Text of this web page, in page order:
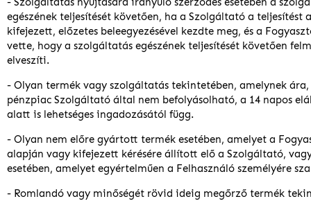
egészének teljesítését követően, ha a Szolgáltató a teljesítést
kifejezett, előzetes beleegyezésével kezdte meg, és a
vette, hogy a szolgáltatás egészének teljesítését követően
elveszíti.
- Olyan termék vagy szolgáltatás tekintetében, amelynek
pénzpiac Szolgáltató által nem befolyásolható, a 14 napos
alatt is lehetséges ingadozásától függ.
- Olyan nem előre gyártott termék esetében, amelyet a
alapján vagy kifejezett kérésére állított elő a Szolgáltató,
esetében, amelyet egyértelműen a Felhasználó személyére
- Romlandó vagy minőségét rövid ideig megőrző termék